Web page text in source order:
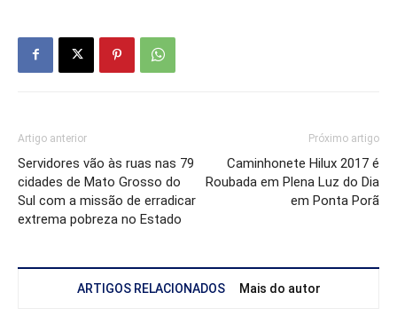
Artigo anterior
Servidores vão às ruas nas 79
cidades de Mato Grosso do
Sul com a missão de erradicar
extrema pobreza no Estado
Próximo artigo
Caminhonete Hilux 2017 é
Roubada em Plena Luz do Dia
em Ponta Porã
ARTIGOS RELACIONADOS Mais do autor